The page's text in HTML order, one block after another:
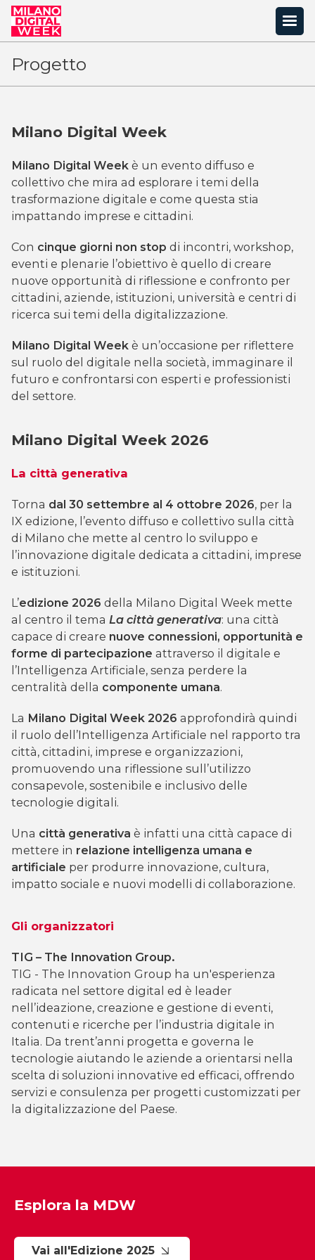
Progetto
Milano Digital Week
Milano Digital Week è un evento diffuso e
collettivo che mira ad esplorare i temi della
trasformazione digitale e come questa stia
impattando imprese e cittadini.
Con cinque giorni non stop di incontri, workshop,
eventi e plenarie l’obiettivo è quello di creare
nuove opportunità di riflessione e confronto per
cittadini, aziende, istituzioni, università e centri di
ricerca sui temi della digitalizzazione.
Milano Digital Week è un’occasione per riflettere
sul ruolo del digitale nella società, immaginare il
futuro e confrontarsi con esperti e professionisti
del settore.
Milano Digital Week 2026
La città generativa
Torna dal 30 settembre al 4 ottobre 2026, per la
IX edizione, l’evento diffuso e collettivo sulla città
di Milano che mette al centro lo sviluppo e
l’innovazione digitale dedicata a cittadini, imprese
e istituzioni.
L’edizione 2026 della Milano Digital Week mette
al centro il tema La città generativa: una città
capace di creare nuove connessioni, opportunità e
forme di partecipazione attraverso il digitale e
l’Intelligenza Artificiale, senza perdere la
centralità della componente umana.
La Milano Digital Week 2026 approfondirà quindi
il ruolo dell’Intelligenza Artificiale nel rapporto tra
città, cittadini, imprese e organizzazioni,
promuovendo una riflessione sull’utilizzo
consapevole, sostenibile e inclusivo delle
tecnologie digitali.
Una città generativa è infatti una città capace di
mettere in relazione intelligenza umana e
artificiale per produrre innovazione, cultura,
impatto sociale e nuovi modelli di collaborazione.
Gli organizzatori
TIG – The Innovation Group.
TIG - The Innovation Group ha un'esperienza
radicata nel settore digital ed è leader
nell’ideazione, creazione e gestione di eventi,
contenuti e ricerche per l’industria digitale in
Italia. Da trent’anni progetta e governa le
tecnologie aiutando le aziende a orientarsi nella
scelta di soluzioni innovative ed efficaci, offrendo
servizi e consulenza per progetti customizzati per
la digitalizzazione del Paese.
Esplora la MDW
Vai all'Edizione 2025